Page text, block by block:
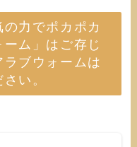
力でポカポカ
ム」はご存じ
ブウォームは
い。